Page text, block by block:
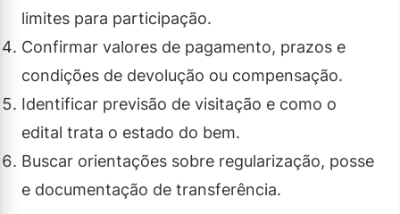
limites para participação.
Confirmar valores de pagamento, prazos e
condições de devolução ou compensação.
Identificar previsão de visitação e como o
edital trata o estado do bem.
Buscar orientações sobre regularização, posse
e documentação de transferência.